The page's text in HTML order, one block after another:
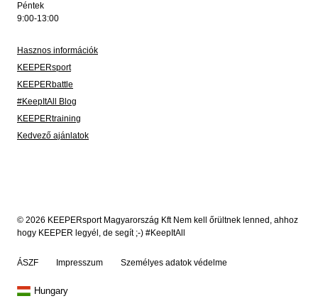
Péntek
9:00-13:00
Hasznos információk
KEEPERsport
KEEPERbattle
#KeepItAll Blog
KEEPERtraining
Kedvező ajánlatok
© 2026 KEEPERsport Magyarország Kft Nem kell őrültnek lenned, ahhoz
hogy KEEPER legyél, de segít ;-) #KeepItAll
ÁSZF Impresszum Személyes adatok védelme
Hungary